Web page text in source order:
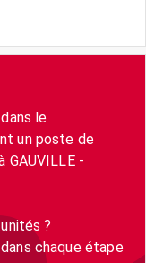
le
un poste de
GAUVILLE -
?
chaque étape